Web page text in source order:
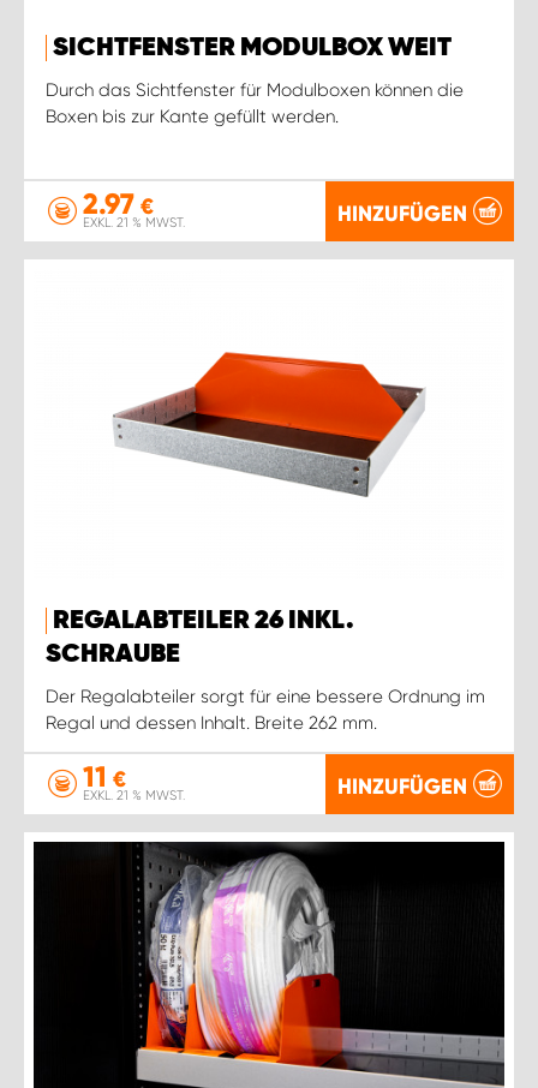
SICHTFENSTER MODULBOX WEIT
Durch das Sichtfenster für Modulboxen können die
Boxen bis zur Kante gefüllt werden.
2.97 €
EXKL. 21 % MWST. HINZUFÜGEN
REGALABTEILER 26 INKL.
SCHRAUBE
Der Regalabteiler sorgt für eine bessere Ordnung im
Regal und dessen Inhalt. Breite 262 mm.
11 €
EXKL. 21 % MWST. HINZUFÜGEN